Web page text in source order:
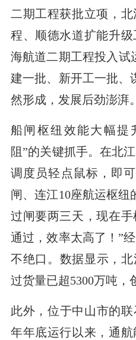
二期工程获批立项，
程、顺德水道扩能升
海航道二期工程投入
建一批、新开工一批、
然形成，发展后劲澎湃。
船闸枢纽效能大幅提
阻”的关键抓手。在北
调度员轻点鼠标，即
闸、连江10座航运枢纽
过闸要两三天，现在
通过，效率太高了！”
不绝口。数据显示，
过货量已超5300万吨，
此外，位于中山市的
年年底运行以来，通